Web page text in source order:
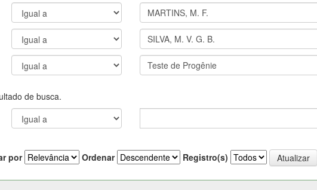
de busca.
por Ordenar Registro(s)